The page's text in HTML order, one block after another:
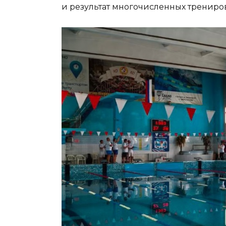
и результат многочисленных